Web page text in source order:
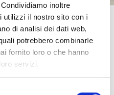
inoltre
utilizzi il nostro sito con i
di analisi dei dati web,
potrebbero combinarle
fornito loro o che hanno
servizi.
in cartoncino cercando di